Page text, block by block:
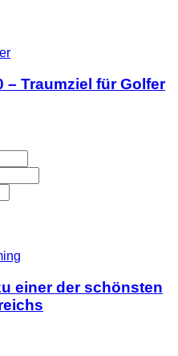
– Traumziel für Golfer
einer der schönsten